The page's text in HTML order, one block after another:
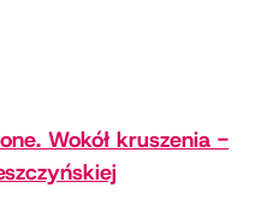
Wokół kruszenia -